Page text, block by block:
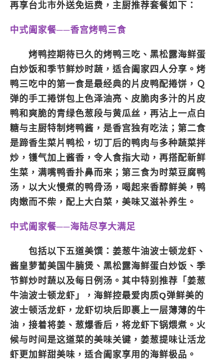
再享台北市外送免运费，主厨推荐套餐如下：
中式阖家餐──香宫烤鸭三食
烤鸭控期待已久的烤鸭三吃、黑松露海鲜蛋
白炒饭和季节鲜炒时蔬，适合阖家四人分享。烤
鸭三吃中的第一食是最经典的片皮鸭配捲饼，Ｑ
弹的手工捲饼包上色泽油亮、皮脆肉多汁的片皮
鸭和爽脆的青绿色葱段与黄瓜丝，再沾上一点白
糖与主厨特制烤鸭酱，是香宫独有吃法；第二食
是蹄香生菜片鸭松，切丁后的鸭肉与多种蔬菜拌
炒，镬气加上酱香，令人食指大动，再搭配新鲜
生菜，满嘴鸭香扑鼻而来；第三食为时菜豆腐鸭
汤，以大火慢煮的鸭骨汤，喝起来香醇鲜美，鸭
肉嫩而不柴，配上大白菜，美味又滋补养生。
中式阖家餐──海陆尽享大满足
包括以下五道美馔：姜葱牛油波士顿龙虾、
酱皇萝蔔美国牛腩煲、黑松露海鲜蛋白炒饭、季
节鲜炒时蔬以及每日例汤。其中特别推荐「姜葱
牛油波士顿龙虾」，海鲜控最爱肉质Q弹鲜美的
波士顿活龙虾，龙虾切块后即裹上一层薄薄的牛
油，接着将姜、葱爆香后，将龙虾下锅煨煮。火
候与时间是这道菜的美味关键，姜葱提味让活龙
虾更加鲜甜美味，适合阖家享用的海鲜极品。